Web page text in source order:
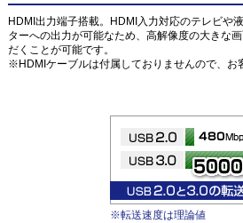
HDMI出力端子搭載。HDMI入力対応のテレビや
ターへの出力が可能なため、高解像度の大きな
だくことが可能です。
※HDMIケーブルは付属しておりませんので、お
※転送速度は理論値